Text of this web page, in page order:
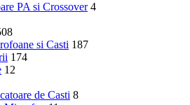
PA si Crossover 4
si Casti 187
174
12
de Casti 8